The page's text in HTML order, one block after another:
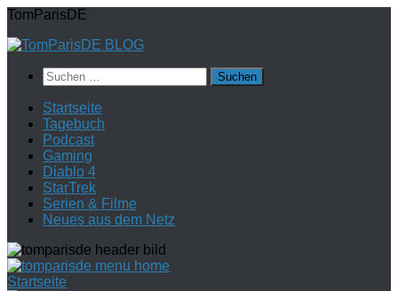
Zum
springen
TomParisDE
Suchen
nach:
Startseite
Tagebuch
Podcast
Gaming
Diablo 4
StarTrek
Serien & Filme
Neues aus dem Netz
Startseite